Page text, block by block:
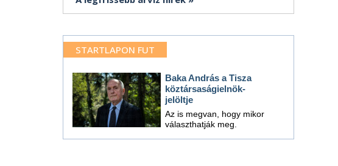
STARTLAPON FUT
Baka András a Tisza
köztársaságielnök-
jelöltje
Az is megvan, hogy mikor
választhatják meg.